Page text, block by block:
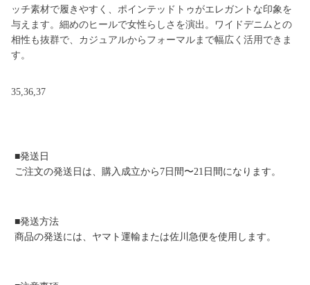
ッチ素材で履きやすく、ポインテッドトゥがエレガントな印象を
与えます。細めのヒールで女性らしさを演出。ワイドデニムとの
相性も抜群で、カジュアルからフォーマルまで幅広く活用できま
す。
35,36,37
■発送日
ご注文の発送日は、購入成立から7日間〜21日間になります。
■発送方法
商品の発送には、ヤマト運輸または佐川急便を使用します。